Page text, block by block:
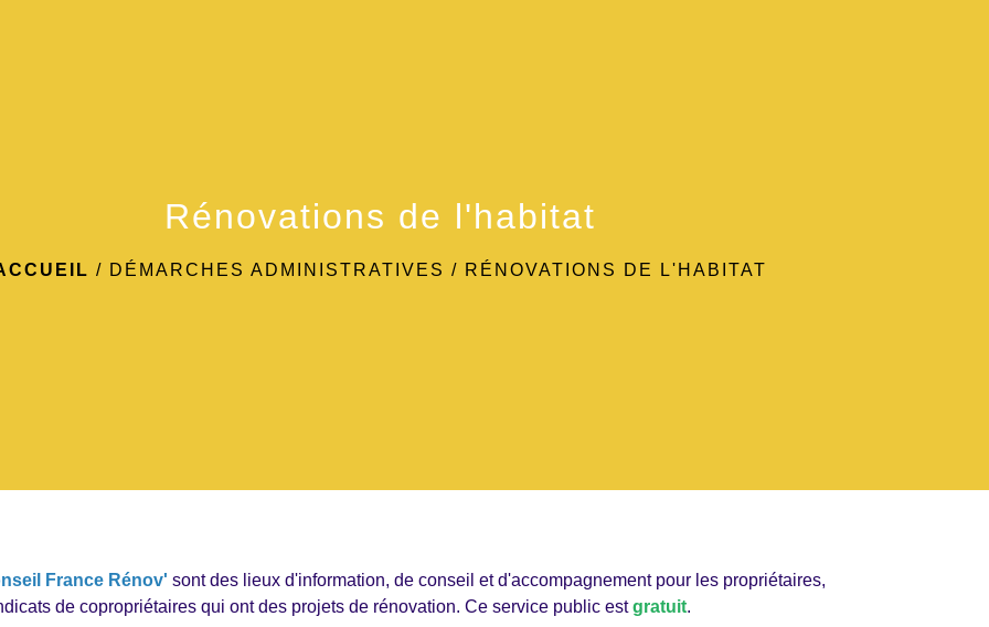
Rénovations de l'habitat
/ DÉMARCHES ADMINISTRATIVES / RÉNOVATIONS DE L'HABITAT
France Rénov' sont des lieux d'information, de conseil et d'accompagnement pour les propriétaires,
de copropriétaires qui ont des projets de rénovation. Ce service public estgratuit.